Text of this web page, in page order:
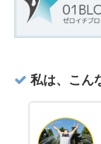
私は、こん